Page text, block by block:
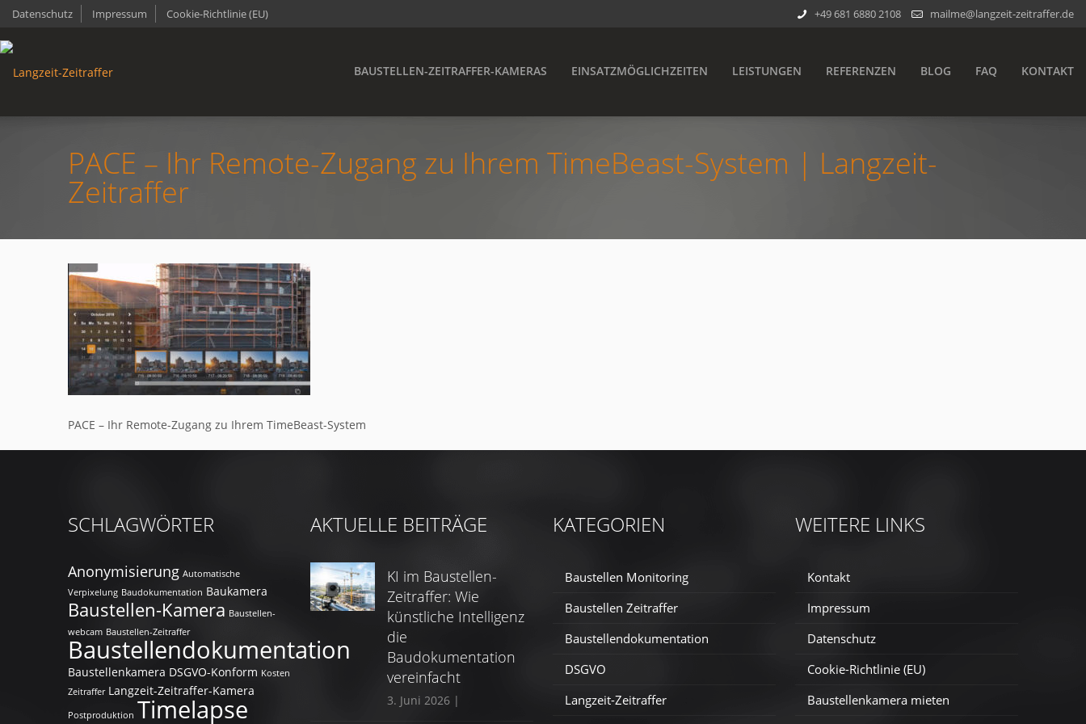
Datenschutz Impressum Cookie-Richtlinie (EU) +49 681 6880 2108 mailme@langzeit-zeitraffer.de
BAUSTELLEN-ZEITRAFFER-KAMERAS EINSATZMÖGLICHZEITEN LEISTUNGEN REFERENZEN BLOG FAQ KONTAKT
PACE – Ihr Remote-Zugang zu Ihrem TimeBeast-System | Langzeit-
Zeitraffer
PACE – Ihr Remote-Zugang zu Ihrem TimeBeast-System
SCHLAGWÖRTER
Anonymisierung Automatische
Verpixelung Baudokumentation Baukamera
Baustellen-Kamera Baustellen-
webcam Baustellen-Zeitraffer
Baustellendokumentation
Baustellenkamera DSGVO-Konform Kosten
Zeitraffer Langzeit-Zeitraffer-Kamera
Postproduktion Timelapse
AKTUELLE BEITRÄGE
KI im Baustellen-
Zeitraffer: Wie
künstliche Intelligenz
die
Baudokumentation
vereinfacht
3. Juni 2026 |
KATEGORIEN
Baustellen Monitoring
Baustellen Zeitraffer
Baustellendokumentation
DSGVO
Langzeit-Zeitraffer
WEITERE LINKS
Kontakt
Impressum
Datenschutz
Cookie-Richtlinie (EU)
Baustellenkamera mieten